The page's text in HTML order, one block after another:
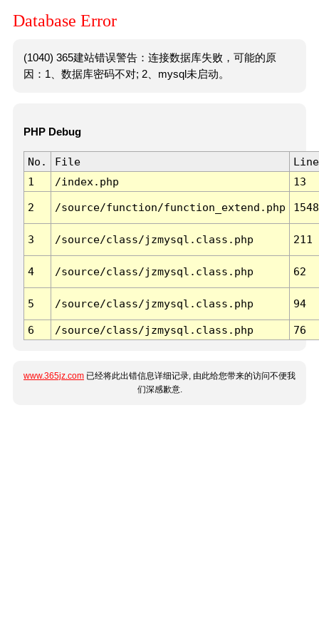
Database Error
(1040) 365建站错误警告：连接数据库失败，可能的原
因：1、数据库密码不对; 2、mysql未启动。
PHP Debug
No. File
Line
1
/index.php 13
2 /source/function/function_extend.php 1548
3 /source/class/jzmysql.class.php 211
4 /source/class/jzmysql.class.php 62
5 /source/class/jzmysql.class.php 94
6 /source/class/jzmysql.class.php 76
www.365jz.com 已经将此出错信息详细记录, 由此给您带来的访问不便我
们深感歉意.